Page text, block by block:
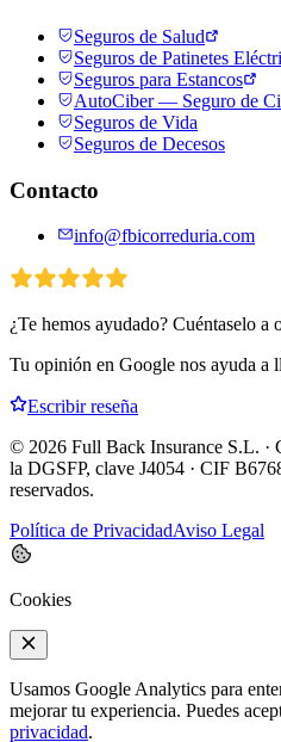
Seguros de Salud
Seguros de Patinetes
Seguros para Estancos
AutoCiber — Seguro de
Seguros de Vida
Seguros de Decesos
Contacto
info@fbicorreduria.com
¿Te hemos ayudado? Cuéntaselo a
Tu opinión en Google nos ayuda a
Escribir reseña
© 2026 Full Back Insurance S.L. ·
la DGSFP, clave J4054 · CIF
reservados.
Política de PrivacidadAviso Legal
Cookies
Usamos Google Analytics para
mejorar tu experiencia. Puedes
privacidad.